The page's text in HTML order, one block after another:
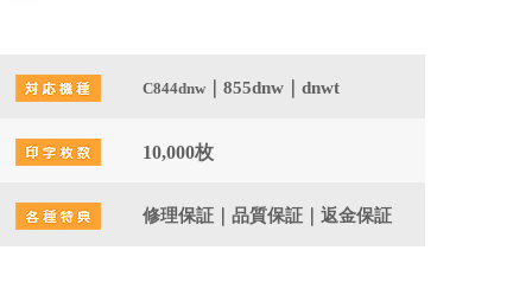
C844dnw ｜855dnw｜dnwt
10,000枚
修理保証｜品質保証｜返金保証